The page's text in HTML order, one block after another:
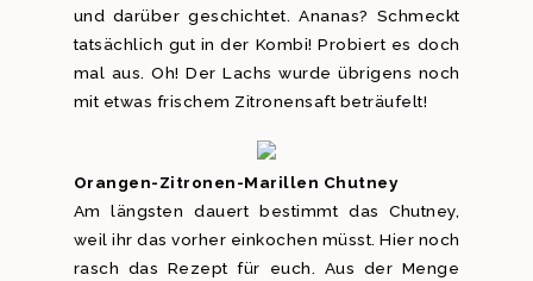
und darüber geschichtet. Ananas? Schmeckt
tatsächlich gut in der Kombi! Probiert es doch
mal aus. Oh! Der Lachs wurde übrigens noch
mit etwas frischem Zitronensaft beträufelt!
Orangen-Zitronen-Marillen Chutney
Am längsten dauert bestimmt das Chutney,
weil ihr das vorher einkochen müsst. Hier noch
rasch das Rezept für euch. Aus der Menge